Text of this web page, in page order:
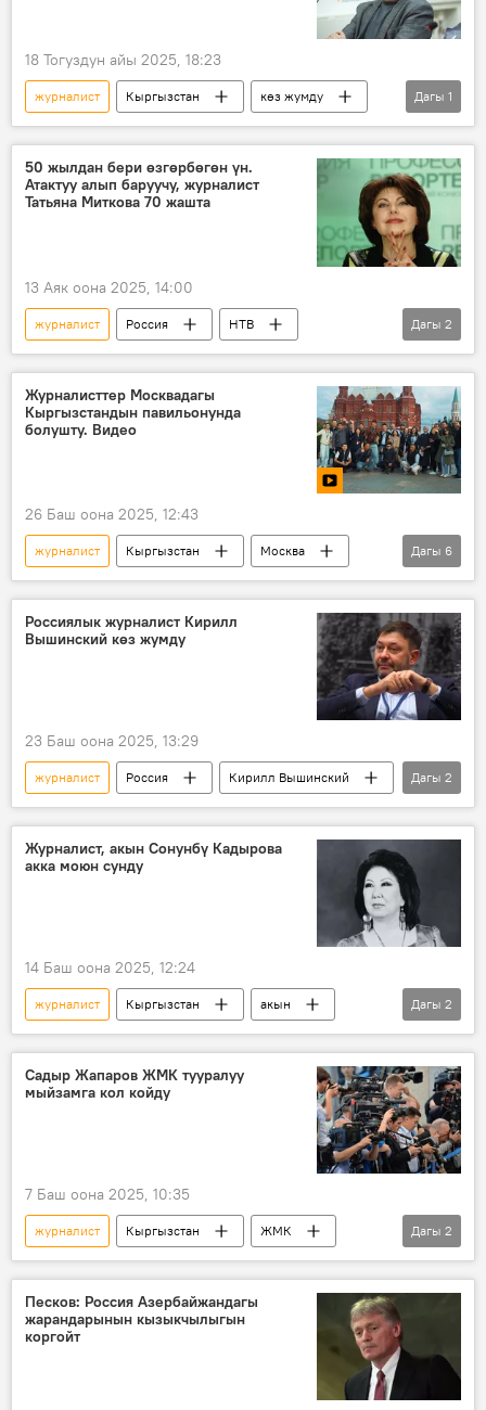
18 Тогуздун айы 2025, 18:23
журналист Кыргызстан
көз жумду
Вадим Ночевкин
Дагы 1
50 жылдан бери өзгөрбөгөн үн.
Атактуу алып баруучу, журналист
Татьяна Миткова 70 жашта
13 Аяк оона 2025, 14:00
журналист Россия
НТВ
маараке
телеберүү
Дагы 2
Журналисттер Москвадагы
Кыргызстандын павильонунда
болушту. Видео
26 Баш оона 2025, 12:43
журналист Кыргызстан
Москва
ВДНХ
павильон
Мамлекеттик ипотекалык компания
долбоор
"Евразия" уюму Видео
Дагы 6
Россиялык журналист Кирилл
Вышинский көз жумду
23 Баш оона 2025, 13:29
журналист Россия
Кирилл Вышинский
өлүм
"Кабар" маалымат агенттиги
Дагы 2
Журналист, акын Сонунбү Кадырова
акка моюн сунду
14 Баш оона 2025, 12:24
журналист Кыргызстан
акын
өлүм
Сонунбүбү Кадырова
Дагы 2
Садыр Жапаров ЖМК тууралуу
мыйзамга кол койду
7 Баш оона 2025, 10:35
журналист Кыргызстан
ЖМК
мыйзам
Садыр Жапаров
Дагы 2
Песков: Россия Азербайжандагы
жарандарынын кызыкчылыгын
коргойт